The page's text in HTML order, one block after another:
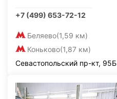
+7 (499) 653-72-12
Беляево(1,59 км)
Коньково(1,87 км)
Севастопольский пр-кт, 95Б